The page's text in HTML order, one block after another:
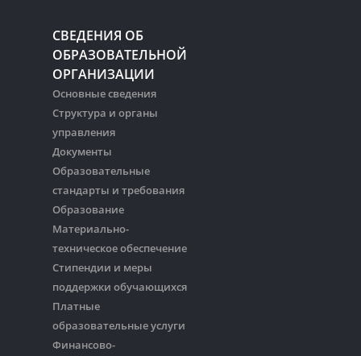
СВЕДЕНИЯ ОБ
ОБРАЗОВАТЕЛЬНОЙ
ОРГАНИЗАЦИИ
Основные сведения
Структура и органы
управления
Документы
Образовательные
стандарты и требования
Образование
Материально-
техническое обеспечение
Стипендии и меры
поддержки обучающихся
Платные
образовательные услуги
Финансово-